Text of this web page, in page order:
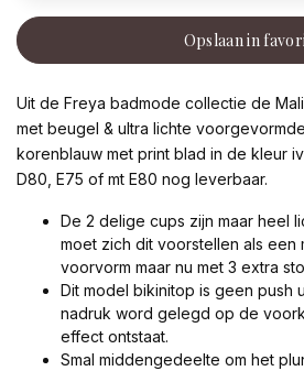
Opslaan in
Uit de Freya badmode collectie de
met beugel & ultra lichte
korenblauw met print blad in de kleur
D80, E75 of mt E80 nog leverbaar.
De 2 delige cups zijn maar heel
moet zich dit voorstellen als een
voorvorm maar nu met 3 extra
Dit model bikinitop is geen push
nadruk word gelegd op de
effect ontstaat.
Smal middengedeelte om het